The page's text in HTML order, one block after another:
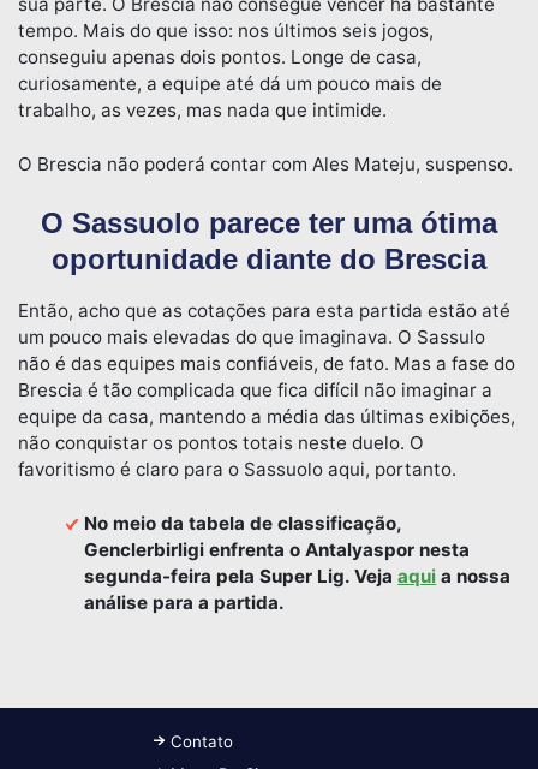
sua parte. O Brescia não consegue vencer há bastante
tempo. Mais do que isso: nos últimos seis jogos,
conseguiu apenas dois pontos. Longe de casa,
curiosamente, a equipe até dá um pouco mais de
trabalho, as vezes, mas nada que intimide.
O Brescia não poderá contar com Ales Mateju, suspenso.
O Sassuolo parece ter uma ótima
oportunidade diante do Brescia
Então, acho que as cotações para esta partida estão até
um pouco mais elevadas do que imaginava. O Sassulo
não é das equipes mais confiáveis, de fato. Mas a fase do
Brescia é tão complicada que fica difícil não imaginar a
equipe da casa, mantendo a média das últimas exibições,
não conquistar os pontos totais neste duelo. O
favoritismo é claro para o Sassuolo aqui, portanto.
No meio da tabela de classificação,
Genclerbirligi enfrenta o Antalyaspor nesta
segunda-feira pela Super Lig. Vejaaqui a nossa
análise para a partida.
Contato